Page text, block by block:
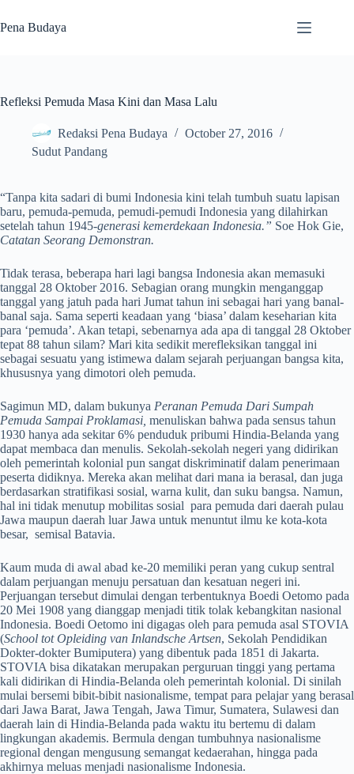
to
content
Pena Budaya
Refleksi Pemuda Masa Kini dan Masa Lalu
Redaksi Pena Budaya
October 27, 2016
Sudut Pandang
“Tanpa kita sadari di bumi Indonesia kini telah tumbuh suatu lapisan
baru, pemuda-pemuda, pemudi-pemudi Indonesia yang dilahirkan
setelah tahun 1945-generasi kemerdekaan Indonesia.” Soe Hok Gie,
Catatan Seorang Demonstran.
Tidak terasa, beberapa hari lagi bangsa Indonesia akan memasuki
tanggal 28 Oktober 2016. Sebagian orang mungkin menganggap
tanggal yang jatuh pada hari Jumat tahun ini sebagai hari yang banal-
banal saja. Sama seperti keadaan yang ‘biasa’ dalam keseharian kita
para ‘pemuda’. Akan tetapi, sebenarnya ada apa di tanggal 28 Oktober
tepat 88 tahun silam? Mari kita sedikit merefleksikan tanggal ini
sebagai sesuatu yang istimewa dalam sejarah perjuangan bangsa kita,
khususnya yang dimotori oleh pemuda.
Sagimun MD, dalam bukunya Peranan Pemuda Dari Sumpah
Pemuda Sampai Proklamasi menuliskan bahwa pada sensus tahun
1930 hanya ada sekitar 6% penduduk pribumi Hindia-Belanda yang
dapat membaca dan menulis. Sekolah-sekolah negeri yang didirikan
oleh pemerintah kolonial pun sangat diskriminatif dalam penerimaan
peserta didiknya. Mereka akan melihat dari mana ia berasal, dan juga
berdasarkan stratifikasi sosial, warna kulit, dan suku bangsa. Namun,
hal ini tidak menutup mobilitas sosial para pemuda dari daerah pulau
Jawa maupun daerah luar Jawa untuk menuntut ilmu ke kota-kota
besar, semisal Batavia.
Kaum muda di awal abad ke-20 memiliki peran yang cukup sentral
dalam perjuangan menuju persatuan dan kesatuan negeri ini.
Perjuangan tersebut dimulai dengan terbentuknya Boedi Oetomo pada
20 Mei 1908 yang dianggap menjadi titik tolak kebangkitan nasional
Indonesia. Boedi Oetomo ini digagas oleh para pemuda asal STOVIA
(School tot Opleiding van Inlandsche Artsen, Sekolah Pendidikan
Dokter-dokter Bumiputera) yang dibentuk pada 1851 di Jakarta.
STOVIA bisa dikatakan merupakan perguruan tinggi yang pertama
kali didirikan di Hindia-Belanda oleh pemerintah kolonial. Di sinilah
mulai bersemi bibit-bibit nasionalisme, tempat para pelajar yang berasal
dari Jawa Barat, Jawa Tengah, Jawa Timur, Sumatera, Sulawesi dan
daerah lain di Hindia-Belanda pada waktu itu bertemu di dalam
lingkungan akademis. Bermula dengan tumbuhnya nasionalisme
regional dengan mengusung semangat kedaerahan, hingga pada
akhirnya meluas menjadi nasionalisme Indonesia.